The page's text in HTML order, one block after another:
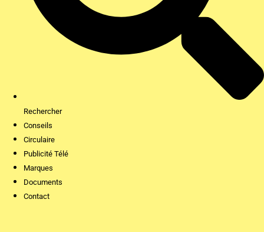
Rechercher
Conseils
Circulaire
Publicité Télé
Marques
Documents
Contact